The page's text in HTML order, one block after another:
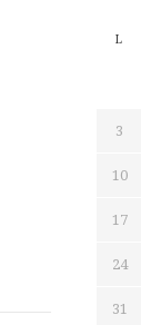
L
3
10
17
24
31